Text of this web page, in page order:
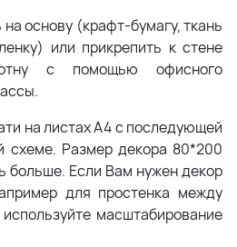
основу (крафт-бумагу, ткань
или прикрепить к стене
с помощью офисного
на листах А4 с последующей
схеме. Размер декора 80*200
больше. Если Вам нужен декор
для простенка между
масштабирование